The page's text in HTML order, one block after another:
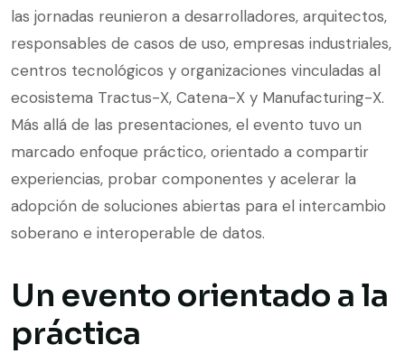
las jornadas reunieron a desarrolladores, arquitectos,
responsables de casos de uso, empresas industriales,
centros tecnológicos y organizaciones vinculadas al
ecosistema Tractus-X, Catena-X y Manufacturing-X.
Más allá de las presentaciones, el evento tuvo un
marcado enfoque práctico, orientado a compartir
experiencias, probar componentes y acelerar la
adopción de soluciones abiertas para el intercambio
soberano e interoperable de datos.
Un evento orientado a la
práctica